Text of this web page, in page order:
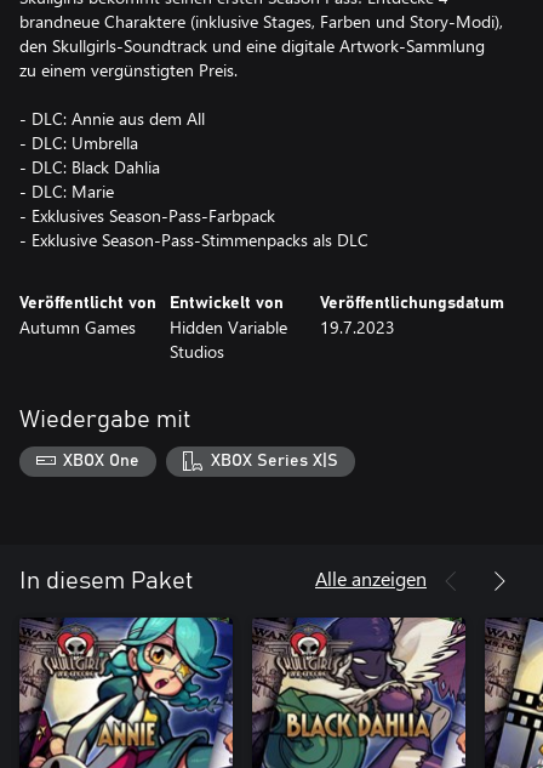
brandneue Charaktere (inklusive Stages, Farben und Story-Modi),
den Skullgirls-Soundtrack und eine digitale Artwork-Sammlung
zu einem vergünstigten Preis.
- DLC: Annie aus dem All
- DLC: Umbrella
- DLC: Black Dahlia
- DLC: Marie
- Exklusives Season-Pass-Farbpack
Veröffentlicht von
Autumn Games
Entwickelt von
Hidden Variable
Studios
Veröffentlichungsdatum
19.7.2023
Wiedergabe mit
XBOX One XBOX Series X|S
In diesem Paket Alle anzeigen